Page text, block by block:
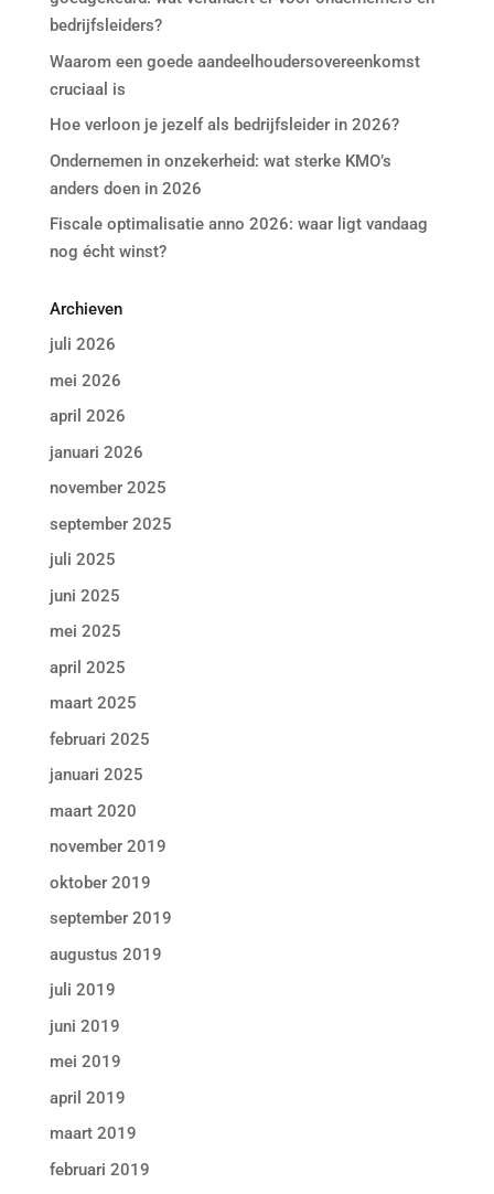
bedrijfsleiders?
Waarom een goede aandeelhoudersovereenkomst
cruciaal is
Hoe verloon je jezelf als bedrijfsleider in 2026?
Ondernemen in onzekerheid: wat sterke KMO’s
anders doen in 2026
Fiscale optimalisatie anno 2026: waar ligt vandaag
nog écht winst?
Archieven
juli 2026
mei 2026
april 2026
januari 2026
november 2025
september 2025
juli 2025
juni 2025
mei 2025
april 2025
maart 2025
februari 2025
januari 2025
maart 2020
november 2019
oktober 2019
september 2019
augustus 2019
juli 2019
juni 2019
mei 2019
april 2019
maart 2019
februari 2019